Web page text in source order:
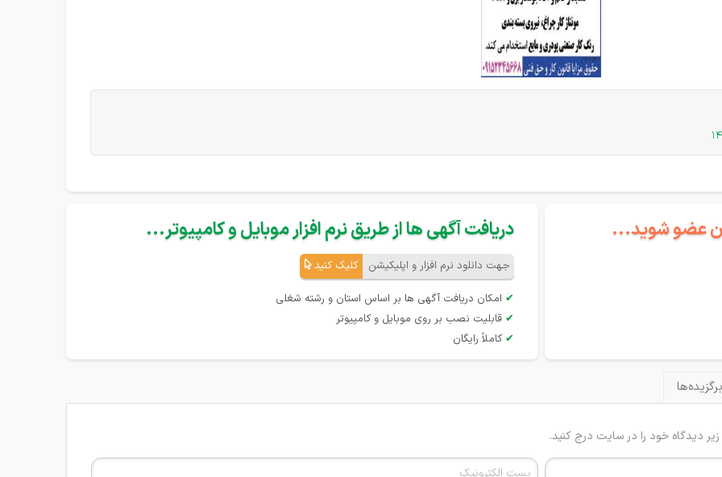
عضو شوید... دریافت آگهی ها از طریق نرم افزار موبایل و کامپیوتر...
جهت دانلود نرم افزار و اپلیکیشن کلیک کنید
✔ امکان دریافت آگهی ها بر اساس استان و رشته شغلی
✔ قابلیت نصب بر روی موبایل و کامپیوتر
✔ کاملاً رایگان
برگزیده‌ها
زیر دیدگاه خود را در سایت درج کنید.